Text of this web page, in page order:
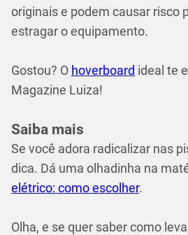
originais e podem causar risco
estragar o equipamento.
Gostou? O hoverboard ideal te
Magazine Luiza!
Saiba mais
Se você adora radicalizar nas
dica. Dá uma olhadinha na
elétrico: como escolher.
Olha, e se quer saber como